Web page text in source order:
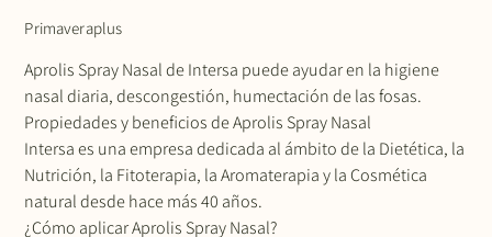
Primaveraplus
Aprolis Spray Nasal de Intersa puede ayudar en la higiene
nasal diaria, descongestión, humectación de las fosas.
Propiedades y beneficios de Aprolis Spray Nasal
Intersa es una empresa dedicada al ámbito de la Dietética, la
Nutrición, la Fitoterapia, la Aromaterapia y la Cosmética
natural desde hace más 40 años.
¿Cómo aplicar Aprolis Spray Nasal?